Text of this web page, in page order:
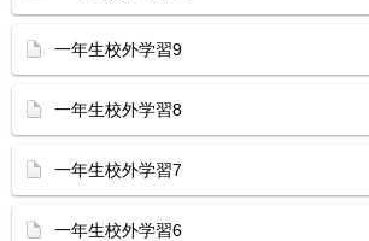
一年生校外学習9
一年生校外学習8
一年生校外学習7
一年生校外学習6